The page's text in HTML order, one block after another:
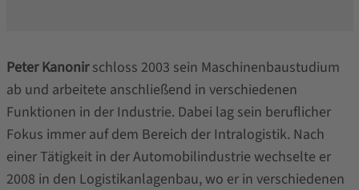
Peter Kanonirschloss 2003 sein Maschinenbaustudium
ab und arbeitete anschließend in verschiedenen
Funktionen in der Industrie. Dabei lag sein beruflicher
Fokus immer auf dem Bereich der Intralogistik. Nach
einer Tätigkeit in der Automobilindustrie wechselte er
2008 in den Logistikanlagenbau, wo er in verschiedenen